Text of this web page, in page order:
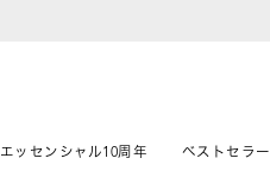
エッセンシャル10周年 ベストセラー